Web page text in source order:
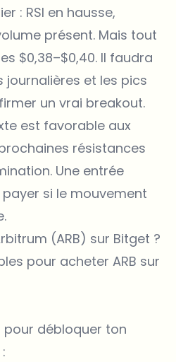
: RSI en hausse,
présent. Mais tout
$0,38–$0,40. Il faudra
journalières et les pics
un vrai breakout.
est favorable aux
résistances
Une entrée
si le mouvement
(ARB) sur Bitget ?
pour acheter ARB sur
débloquer ton